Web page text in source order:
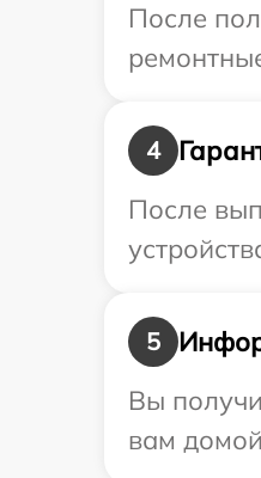
После
4
После
5
Вы
вам